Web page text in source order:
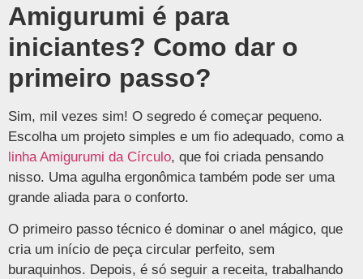
Amigurumi é para
iniciantes? Como dar o
primeiro passo?
Sim, mil vezes sim! O segredo é começar pequeno.
Escolha um projeto simples e um fio adequado, como a
linha Amigurumi da Círculo, que foi criada pensando
nisso. Uma agulha ergonômica também pode ser uma
grande aliada para o conforto.
O primeiro passo técnico é dominar o anel mágico, que
cria um início de peça circular perfeito, sem
buraquinhos. Depois, é só seguir a receita, trabalhando